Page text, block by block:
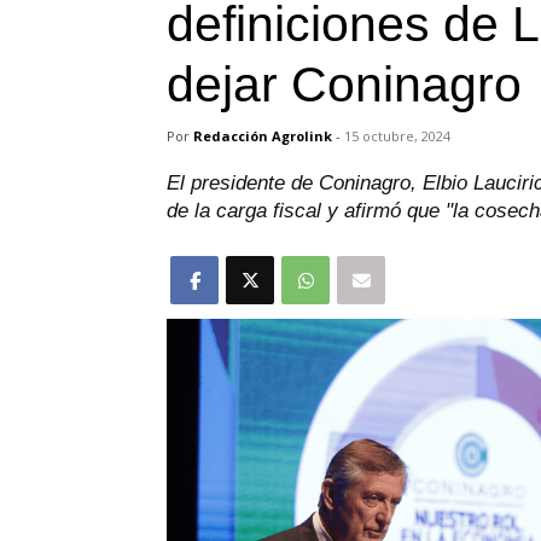
definiciones de
dejar Coninagro
Por Redacción Agrolink - 15 octubre, 2024
El presidente de Coninagro, Elbio
de la carga fiscal y afirmó que "la